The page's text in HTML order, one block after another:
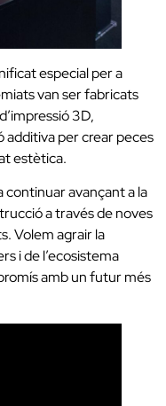
especial per a
van ser fabricats
3D,
per crear peces
estètica.
avançant a la
a través de noves
Volem agrair la
i de l’ecosistema
amb un futur més